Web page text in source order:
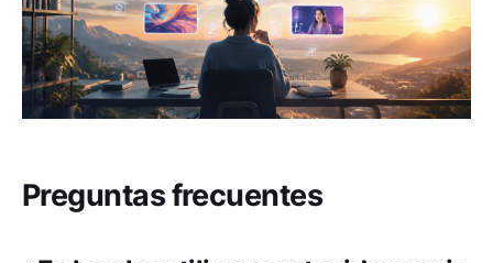
Preguntas frecuentes